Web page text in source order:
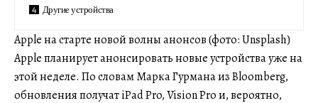
Другие устройства
Apple на старте новой волны анонсов (фото: Unsplash)
Apple планирует анонсировать новые устройства уже на
этой неделе. По словам Марка Гурмана из Bloomberg,
обновления получат iPad Pro, Vision Pro и, вероятно,